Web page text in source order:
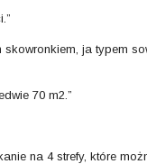
ja typem
70 m2.”
na 4 strefy, które